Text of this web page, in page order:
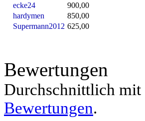
ecke24
900,00
hardymen
850,00
Supermann2012 625,00
Bewertungen
Durchschnittlich mit
Bewertungen.